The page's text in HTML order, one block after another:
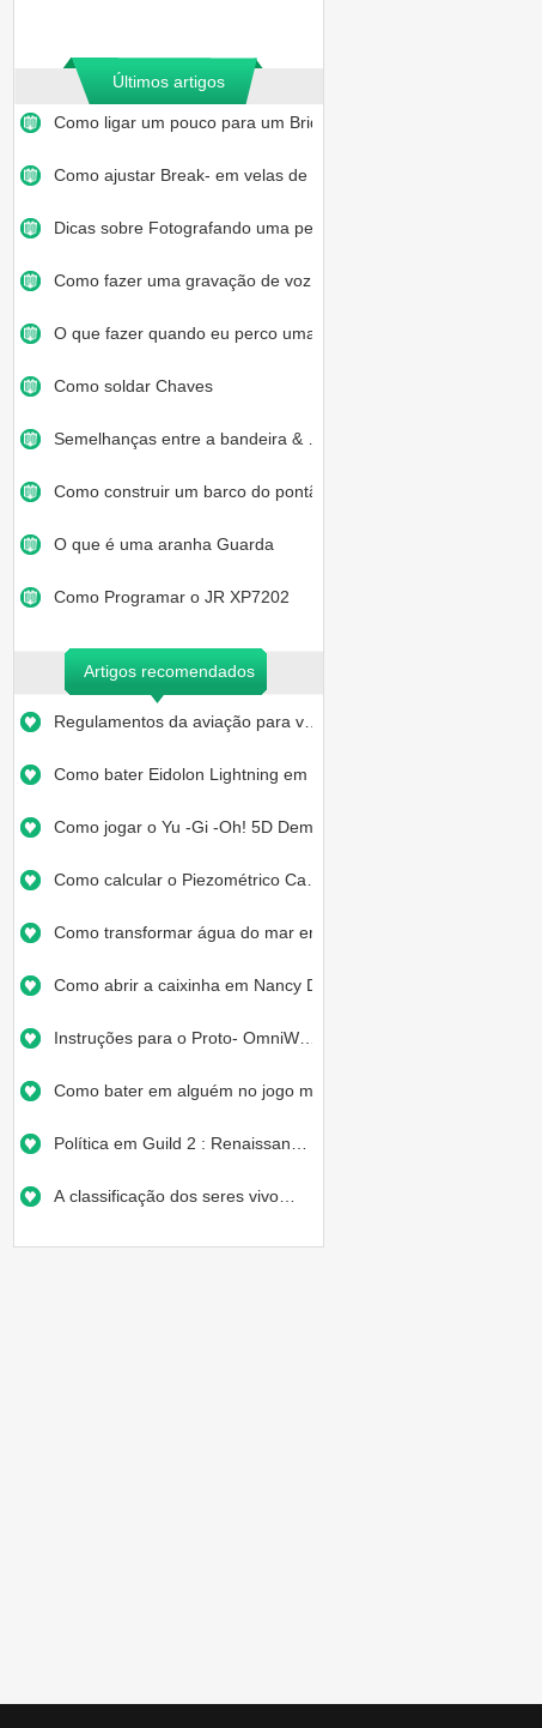
Últimos artigos
Como ligar um pouco para um Brid…
Como ajustar Break- em velas de …
Dicas sobre Fotografando uma pes…
Como fazer uma gravação de voz…
O que fazer quando eu perco uma …
Como soldar Chaves
Semelhanças entre a bandeira & …
Como construir um barco do pontã…
O que é uma aranha Guarda
Como Programar o JR XP7202
Artigos recomendados
Regulamentos da aviação para v…
Como bater Eidolon Lightning em …
Como jogar o Yu -Gi -Oh! 5D Demo…
Como calcular o Piezométrico Ca…
Como transformar água do mar em…
Como abrir a caixinha em Nancy D…
Instruções para o Proto- OmniW…
Como bater em alguém no jogo me…
Política em Guild 2 : Renaissan…
A classificação dos seres vivo…